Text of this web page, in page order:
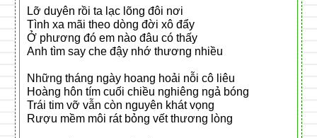
Lỡ duyên rồi ta lạc lõng đôi nơi
Tình xa mãi theo dòng đời xô đẩy
Ở phương đó em nào đâu có thấy
Anh tìm say che đậy nhớ thương nhiều
Những tháng ngày hoang hoải nỗi cô liêu
Hoàng hôn tím cuối chiều nghiêng ngả bóng
Trái tim vỡ vẫn còn nguyên khát vọng
Rượu mềm môi rát bỏng vết thương lòng